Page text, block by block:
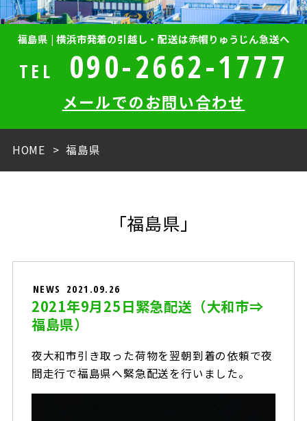
福島県 | 横浜市発着の引越し・配送は赤帽りゅうじん急送へ
TEL 090-2662-1777
メールでのお問い合わせ
HOME 福島県
「福島県」
NEWS 2021.09.26
2021年9月25日緊急配送（大和市⇒
福島県）
夜大和市引き取った荷物を翌朝到着の依頼で夜
間走行で福島県へ緊急配送を行いました。